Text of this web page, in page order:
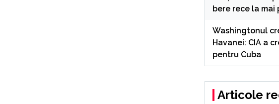
bere rece la mai
Washingtonul
Havanei: CIA a
pentru Cuba
Articole